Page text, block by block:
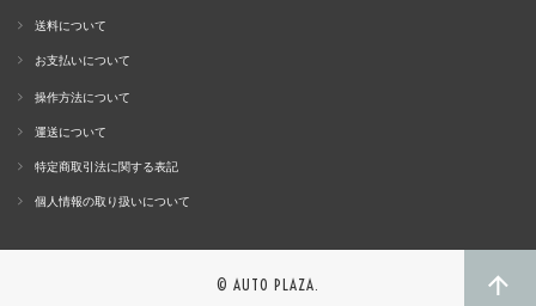
送料について
お支払いについて
操作方法について
運送について
特定商取引法に関する表記
個人情報の取り扱いについて
© AUTO PLAZA.